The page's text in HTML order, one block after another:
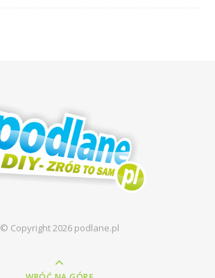
© Copyright 2026 podlane.pl